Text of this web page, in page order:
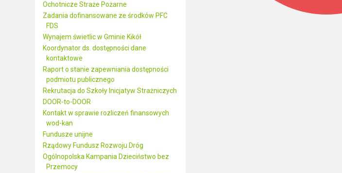
Ochotnicze Straże Pożarne
Zadania dofinansowane ze środków PFC
FDS
Wynajem świetlic w Gminie Kikół
Koordynator ds. dostępności dane
kontaktowe
Raport o stanie zapewniania dostępności
podmiotu publicznego
Rekrutacja do Szkoły Inicjatyw Strażniczych
DOOR-to-DOOR
Kontakt w sprawie rozliczeń finansowych
wod-kan
Fundusze unijne
Rządowy Fundusz Rozwoju Dróg
Ogólnopolska Kampania Dzieciństwo bez
Przemocy